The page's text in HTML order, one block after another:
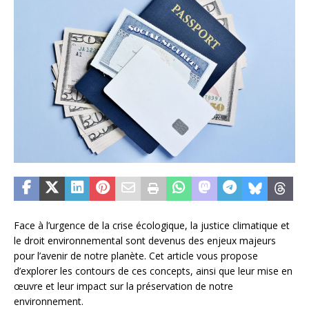
Face à l’urgence de la crise écologique, la justice climatique et
le droit environnemental sont devenus des enjeux majeurs
pour l’avenir de notre planète. Cet article vous propose
d’explorer les contours de ces concepts, ainsi que leur mise en
œuvre et leur impact sur la préservation de notre
environnement.